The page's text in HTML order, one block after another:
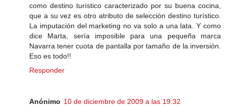
como destino turístico caracterizado por su buena cocina,
que a su vez es otro atributo de selección destino turístico.
La imputación del marketing no va solo a una lata. Y como
dice Marta, sería imposible para una pequeña marca
Navarra tener cuota de pantalla por tamaño de la inversión.
Eso es todo!!
Responder
Anónimo 10 de diciembre de 2009 a las 19:32